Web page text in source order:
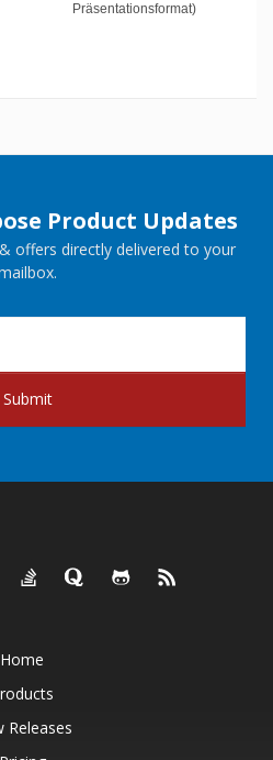
Präsentationsformat)
Product Updates
offers directly delivered to your
Submit
Home
Releases